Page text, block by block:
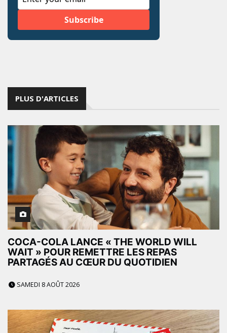
PLUS D'ARTICLES
COCA-COLA LANCE « THE WORLD WILL
WAIT » POUR REMETTRE LES REPAS
PARTAGÉS AU CŒUR DU QUOTIDIEN
SAMEDI 8 AOÛT 2026